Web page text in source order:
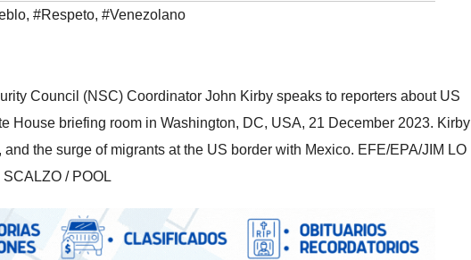
, #Respeto, #Venezolano
Council (NSC) Coordinator John Kirby speaks to reporters about US
House briefing room in Washington, DC, USA, 21 December 2023. Kirby
the surge of migrants at the US border with Mexico. EFE/EPA/JIM LO
SCALZO / POOL